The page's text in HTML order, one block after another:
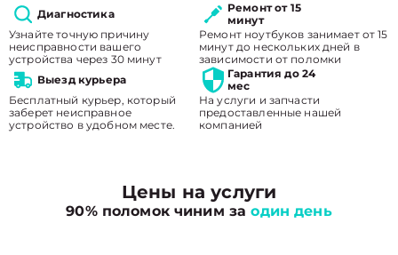
Диагностика
Узнайте точную причину
неисправности вашего
устройства через 30 минут
Ремонт от 15
минут
Ремонт ноутбуков занимает от 15
минут до нескольких дней в
зависимости от поломки
Выезд курьера
Бесплатный курьер, который
заберет неисправное
устройство в удобном месте.
Гарантия до 24
мес
На услуги и запчасти
предоставленные нашей
компанией
Цены на услуги
90% поломок чиним заодин день